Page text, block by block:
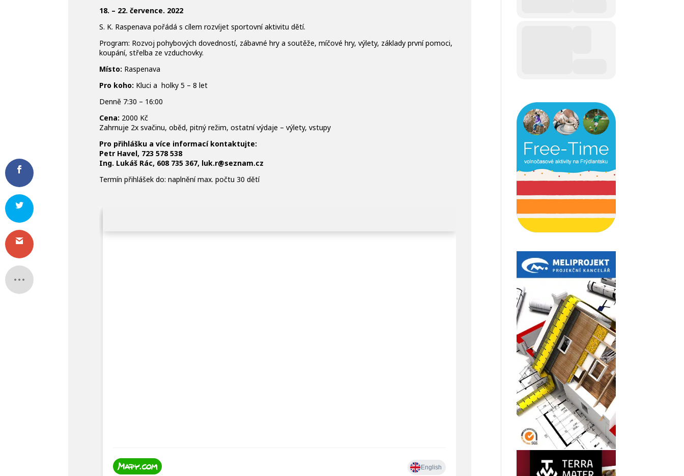
18. – 22. července. 2022
S. K. Raspenava pořádá s cílem rozvíjet sportovní aktivitu dětí.
Program: Rozvoj pohybových dovedností, zábavné hry a soutěže, míčové hry, výlety, základy první pomoci,
koupání, střelba ze vzduchovky.
Místo: Raspenava
Pro koho: Kluci a holky 5 – 8 let
Denně 7:30 – 16:00
Cena: 2000 Kč
Zahrnuje 2x svačinu, oběd, pitný režim, ostatní výdaje – výlety, vstupy
Pro přihlášku a více informací kontaktujte:
Petr Havel, 723 578 538
Ing. Lukáš Rác, 608 735 367, luk.r@seznam.cz
Termín přihlášek do: naplnění max. počtu 30 dětí